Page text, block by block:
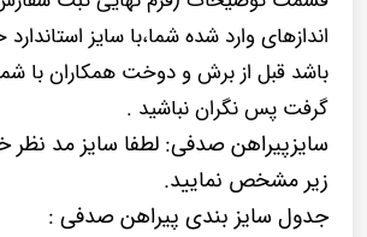
اندازهای وارد شده شما،با سایز
باشد قبل از برش و دوخت همکاران با
گرفت پس نگران نباشید .
سایزپیراهن صدفی: لطفا سایز مد نظر
زیر مشخص نمایید.
جدول سایز بندی پیراهن صدفی :